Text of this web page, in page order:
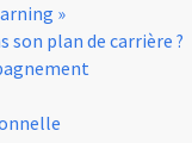
»
plan de carrière ?